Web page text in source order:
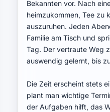
Bekannten vor. Nach
heimzukommen, Tee zu
auszuruhen. Jeden
Familie am Tisch und
Tag. Der vertraute Weg
auswendig gelernt, bis
Die Zeit erscheint stets
plant man wichtige
der Aufgaben hilft, das